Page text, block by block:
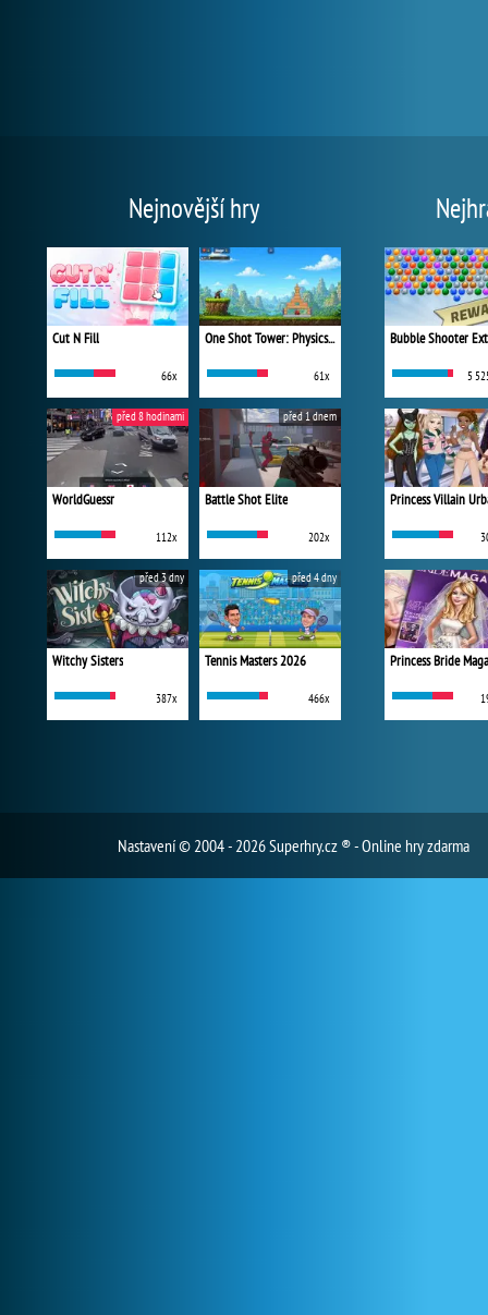
Nejnovější hry
Cut N Fill
66x
One Shot Tower: Physics Destroyer
61x
WorldGuessr
112x
před 8 hodinami
Battle Shot Elite
202x
před 1 dnem
Witchy Sisters
387x
před 3 dny
Tennis Masters 2026
466x
před 4 dny
Bubble Shooter
5
Princess Bride
Nastavení© 2004 - 2026 Superhry.cz ® - Online hry zdarma